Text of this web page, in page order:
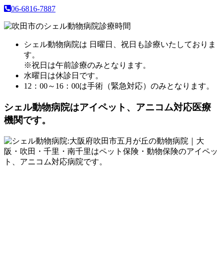
06-6816-7887
シェル動物病院は 日曜日、祝日も診療いたしておりま
す。
※祝日は午前診療のみとなります。
水曜日は休診日です。
12：00～16：00は手術（緊急対応）のみとなります。
シェル動物病院はアイペット、アニコム対応医療
機関です。